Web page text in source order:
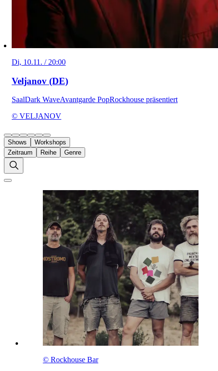
Di, 10.11. / 20:00
Veljanov (DE)
SaalDark WaveAvantgarde PopRockhouse präsentiert
© VELJANOV
Shows
Workshops
Zeitraum
Reihe Genre
© Rockhouse Bar